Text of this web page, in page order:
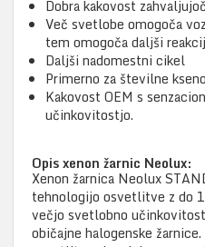
Dobra kakovost
Več svetlobe omogoča
tem omogoča daljši
Daljši nadomestni cikel
Primerno za številne
Kakovost OEM s
učinkovitostjo.
Opis xenon žarnic Neolux:
Xenon žarnica Neolux
tehnologijo osvetlitve z do
večjo svetlobno
običajne halogenske